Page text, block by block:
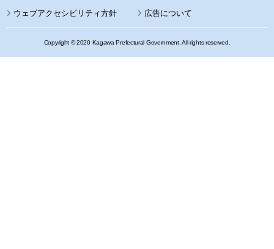
ウェブアクセシビリティ方針 広告について
Copyright © 2020 Kagawa Prefectural Government. All rights reserved.